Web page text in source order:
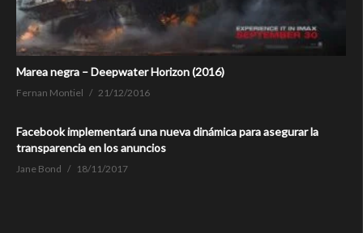
Marea negra – Deepwater Horizon (2016)
Fernan Montiel 21/12/2016
Facebook implementará una nueva dinámica para asegurar la
transparencia en los anuncios
Jane Bond 18/11/2017